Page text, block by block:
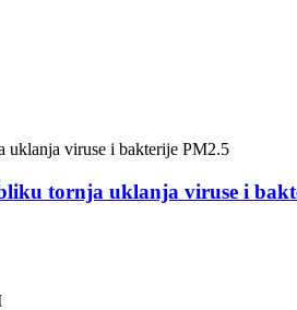
tornja uklanja viruse i